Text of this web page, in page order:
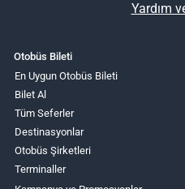
Yardım
Otobüs Bileti
En Uygun Otobüs Bileti
Bilet Al
Tüm Seferler
Destinasyonlar
Otobüs Şirketleri
Terminaller